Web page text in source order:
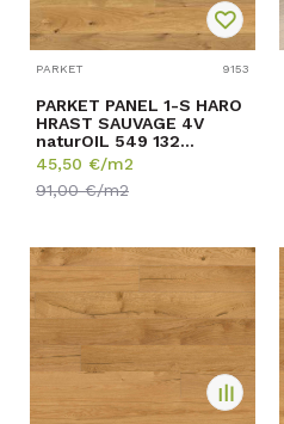
PARKET 9153
PARKET PANEL 1-S HARO
HRAST SAUVAGE 4V
naturOIL 549 132
13,5/180/1750mm p=2,52
m...
45,50 €/m2
91,00€/m2